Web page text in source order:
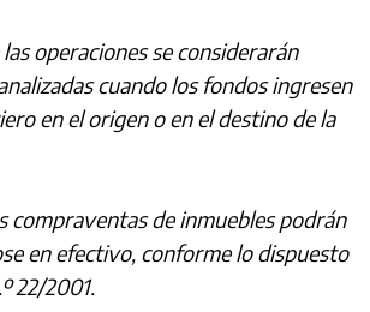
operaciones se considerarán
cuando los fondos ingresen
en el origen o en el destino de la
compraventas de inmuebles podrán
en efectivo, conforme lo dispuesto
22/2001.